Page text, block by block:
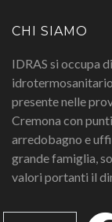
CHI SIAMO
IDRAS si occupa
presente nelle
Cremona con
arredobagno e
grande famiglia,
valori portanti il